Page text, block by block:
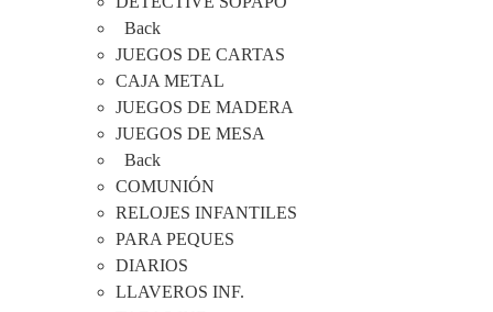
Back
JUEGOS DE CARTAS
CAJA METAL
JUEGOS DE MADERA
JUEGOS DE MESA
Back
COMUNIÓN
RELOJES INFANTILES
PARA PEQUES
DIARIOS
LLAVEROS INF.